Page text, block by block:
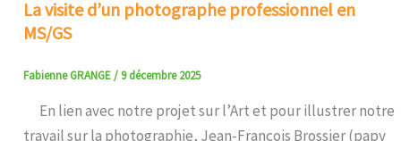
La visite d’un photographe professionnel en
MS/GS
Fabienne GRANGE/ 9 décembre 2025
En lien avec notre projet sur l’Art et pour illustrer notre
travail sur la photographie, Jean-François Brossier (papy